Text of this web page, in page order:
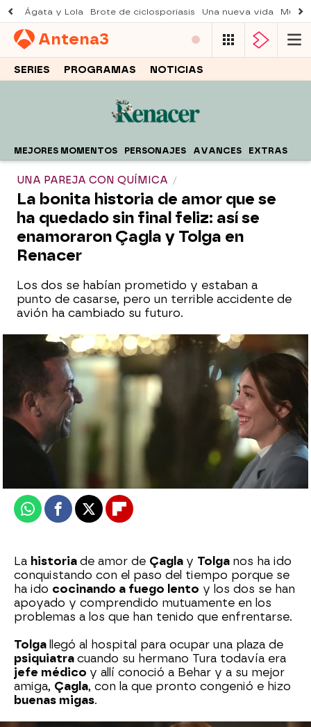
Ágata y Lola Brote de ciclosporiasis Una nueva vida
Antena3
SERIES PROGRAMAS NOTICIAS
MEJORES MOMENTOS PERSONAJES AVANCES EXTRAS
UNA PAREJA CON QUÍMICA
La bonita historia de amor que se
ha quedado sin final feliz: así se
enamoraron Çagla y Tolga en
Renacer
Los dos se habían prometido y estaban a
punto de casarse, pero un terrible accidente de
avión ha cambiado su futuro.
Patri Bea
02 de noviembre de 2025, 18:00
WhatsappFacebook
X Flipboard
La historia de amor de Çagla y Tolga nos ha ido
conquistando con el paso del tiempo porque se
ha ido cocinando a fuego lento y los dos se han
apoyado y comprendido mutuamente en los
problemas a los que han tenido que enfrentarse.
Tolga llegó al hospital para ocupar una plaza de
psiquiatra cuando su hermano Tura todavía era
jefe médico y allí conoció a Behar y a su mejor
amiga, Çagla, con la que pronto congenió e hizo
buenas migas.